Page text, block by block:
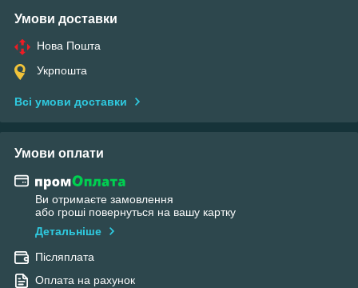
Умови доставки
Нова Пошта
Укрпошта
Всі умови доставки
Умови оплати
Ви отримаєте замовлення
або гроші повернуться на вашу картку
Детальніше
Післяплата
Оплата на рахунок